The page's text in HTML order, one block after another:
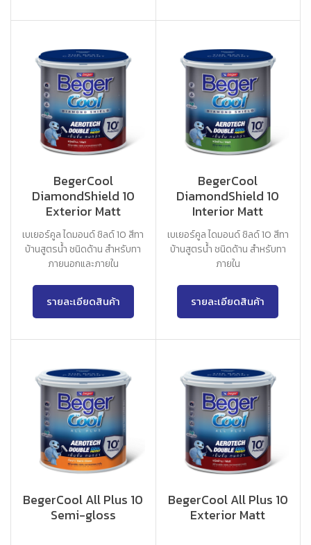
BegerCool
DiamondShield 10
Exterior Matt
เบเยอร์คูล ไดมอนด์ ชิลด์ 10 สีทา
บ้านสูตรน้ำ ชนิดด้าน สำหรับทา
ภายนอกและภายใน
รายละเอียดสินค้า
BegerCool
DiamondShield 10
Interior Matt
เบเยอร์คูล ไดมอนด์ ชิลด์ 10 สีทา
บ้านสูตรน้ำ ชนิดด้าน สำหรับทา
ภายใน
รายละเอียดสินค้า
BegerCool All Plus 10
Semi-gloss
BegerCool All Plus 10
Exterior Matt